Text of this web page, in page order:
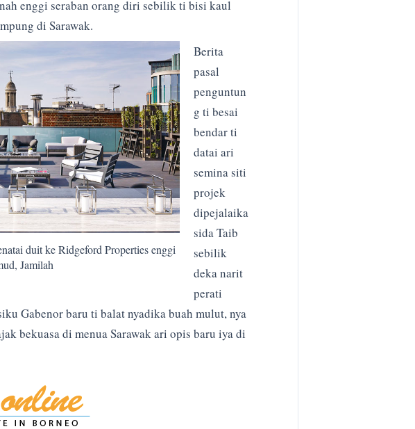
enggi seraban orang diri sebilik ti bisi kaul
di Sarawak.
duit ke Ridgeford Properties enggi
Jamilah
Berita
pasal
penguntun
g ti besai
bendar ti
datai ari
semina siti
projek
dipejalaika
sida Taib
sebilik
deka narit
perati
Gabenor baru ti balat nyadika buah mulut, nya
bekuasa di menua Sarawak ari opis baru iya di